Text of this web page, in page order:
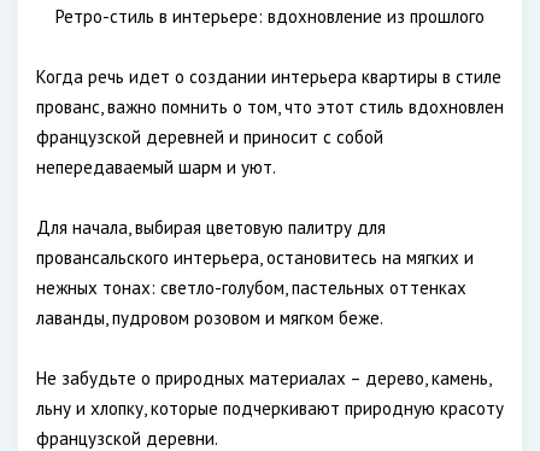
Ретро-стиль в интерьере: вдохновление из прошлого
Когда речь идет о создании интерьера квартиры в стиле
прованс, важно помнить о том, что этот стиль вдохновлен
французской деревней и приносит с собой
непередаваемый шарм и уют.
Для начала, выбирая цветовую палитру для
провансальского интерьера, остановитесь на мягких и
нежных тонах: светло-голубом, пастельных оттенках
лаванды, пудровом розовом и мягком беже.
Не забудьте о природных материалах – дерево, камень,
льну и хлопку, которые подчеркивают природную красоту
французской деревни.